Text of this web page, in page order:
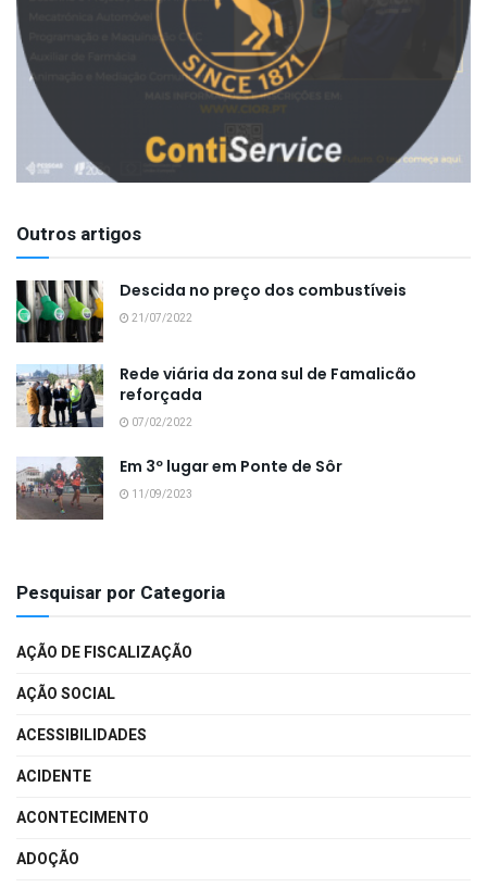
Outros artigos
Descida no preço dos combustíveis
21/07/2022
Rede viária da zona sul de Famalicão
reforçada
07/02/2022
Em 3º lugar em Ponte de Sôr
11/09/2023
Pesquisar por Categoria
AÇÃO DE FISCALIZAÇÃO
AÇÃO SOCIAL
ACESSIBILIDADES
ACIDENTE
ACONTECIMENTO
ADOÇÃO